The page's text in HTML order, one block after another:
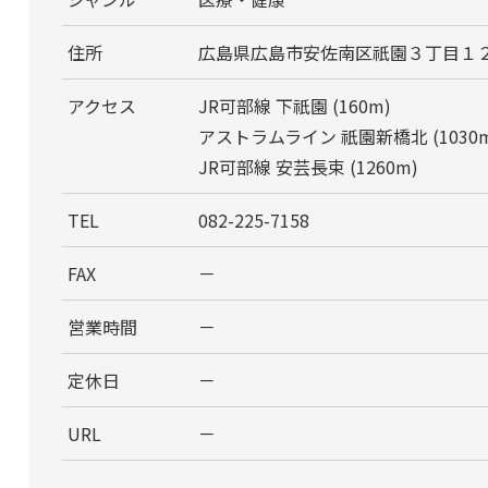
住所 広島県広島市安佐南区祇園３丁目１
アクセス
JR可部線 下祇園 (160m)
アストラムライン 祇園新橋北
JR可部線 安芸長束 (1260m)
TEL 082-225-7158
FAX －
営業時間 －
定休日 －
URL －